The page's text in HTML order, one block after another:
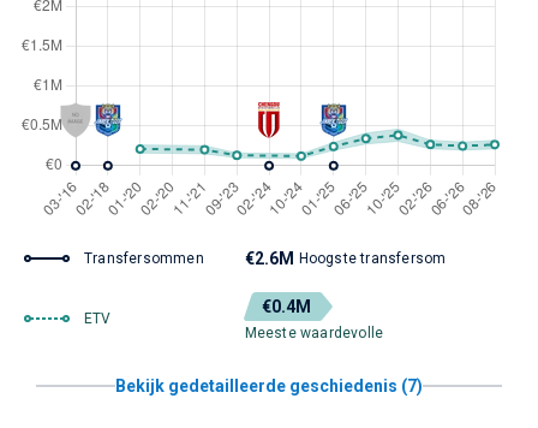
Transfersommen €2.6M Hoogste transfersom
ETV
€0.4M
Meeste waardevolle
Bekijk gedetailleerde geschiedenis (7)